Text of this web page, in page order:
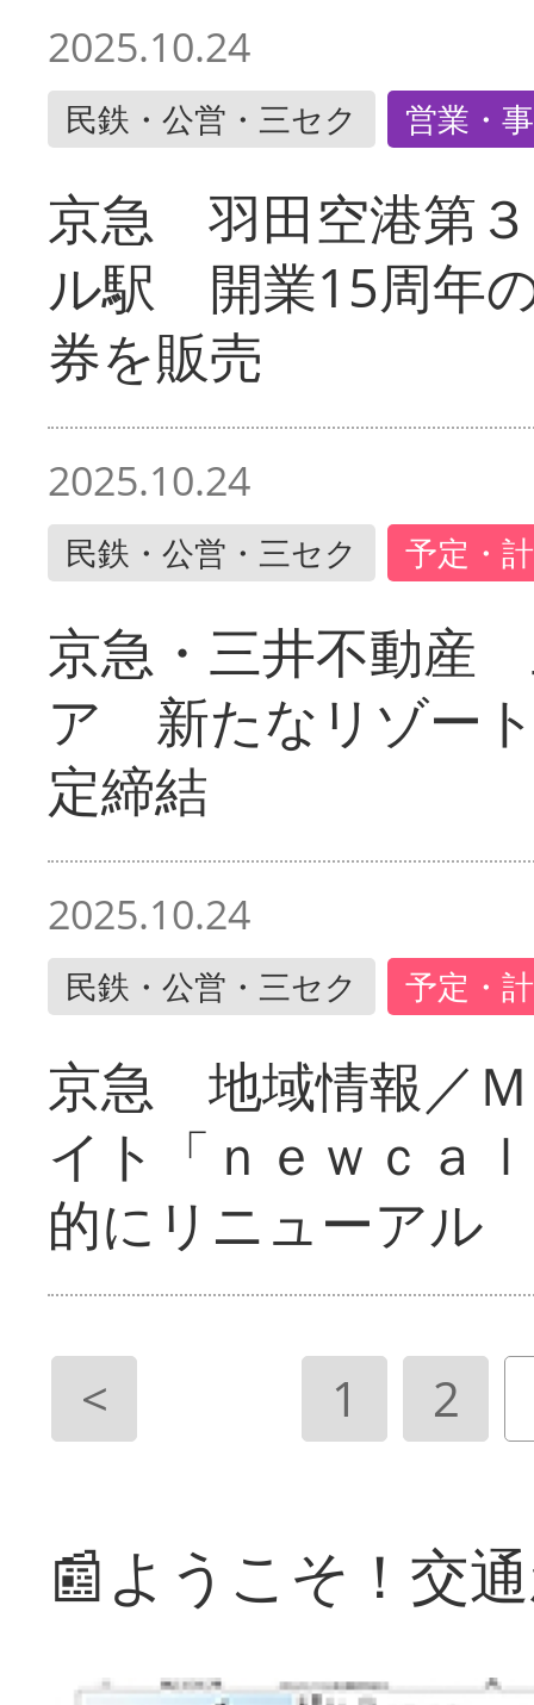
2025.10.24
民鉄・公営・三セク 営業・
京急 羽田空港第
ル駅 開業15周年
券を販売
2025.10.24
民鉄・公営・三セク 予定・
京急・三井不動産
ア 新たなリゾー
定締結
2025.10.24
民鉄・公営・三セク 予定・
京急 地域情報／
イト「ｎｅｗｃａ
的にリニューアル
< 1 2
📰ようこそ！交